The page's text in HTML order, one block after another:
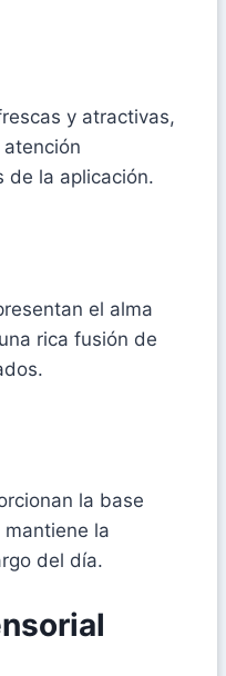
y atractivas,
de la aplicación.
el alma
rica fusión de
la base
la
del día.